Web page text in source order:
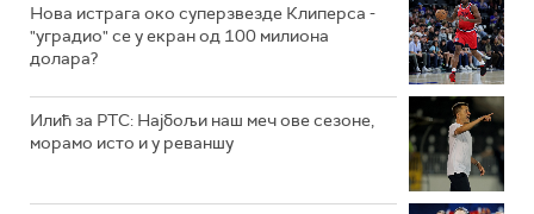
Нова истрага око суперзвезде Клиперса -
"уградио" се у екран од 100 милиона
долара?
Илић за РТС: Најбољи наш меч ове сезоне,
морамо исто и у реваншу